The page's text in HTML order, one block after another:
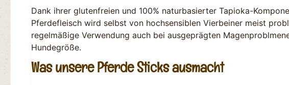
Dank ihrer glutenfreien und 100% naturbasierter Tapioka-
Pferdefleisch wird selbst von hochsensiblen Vierbeiner meist
regelmäßige Verwendung auch bei ausgeprägten
Hundegröße.
Was unsere Pferde Sticks ausmacht